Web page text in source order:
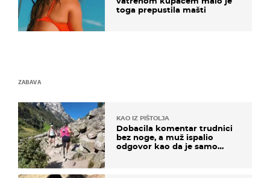
toga prepustila mašti
ZABAVA
KAO IZ PIŠTOLJA
Dobacila komentar trudnici
bez noge, a muž ispalio
odgovor kao da je samo